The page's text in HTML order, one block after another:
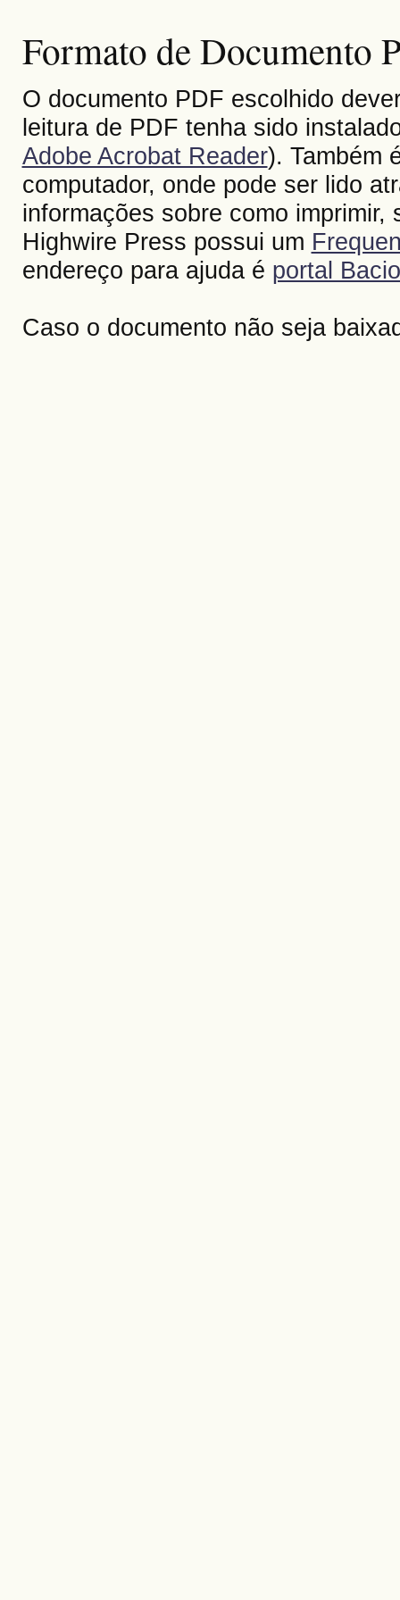
Formato de Documento
O documento PDF escolhido
leitura de PDF tenha sido
Adobe Acrobat Reader). Também
computador, onde pode ser lido
informações sobre como
Highwire Press possui um
endereço para ajuda é portal
Caso o documento não seja